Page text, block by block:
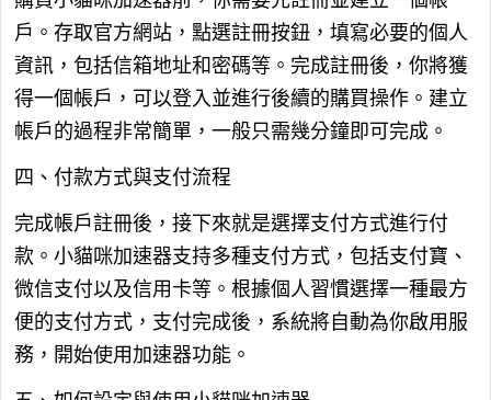
戶。存取官方網站，點選註冊按鈕，填寫必要的個人
資訊，包括信箱地址和密碼等。完成註冊後，你將獲
得一個帳戶，可以登入並進行後續的購買操作。建立
帳戶的過程非常簡單，一般只需幾分鐘即可完成。
四、付款方式與支付流程
完成帳戶註冊後，接下來就是選擇支付方式進行付
款。小貓咪加速器支持多種支付方式，包括支付寶、
微信支付以及信用卡等。根據個人習慣選擇一種最方
便的支付方式，支付完成後，系統將自動為你啟用服
務，開始使用加速器功能。